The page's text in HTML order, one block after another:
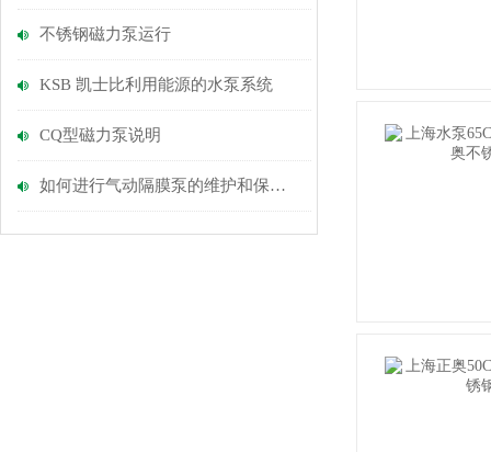
不锈钢磁力泵运行
KSB 凯士比利用能源的水泵系统
CQ型磁力泵说明
如何进行气动隔膜泵的维护和保养？